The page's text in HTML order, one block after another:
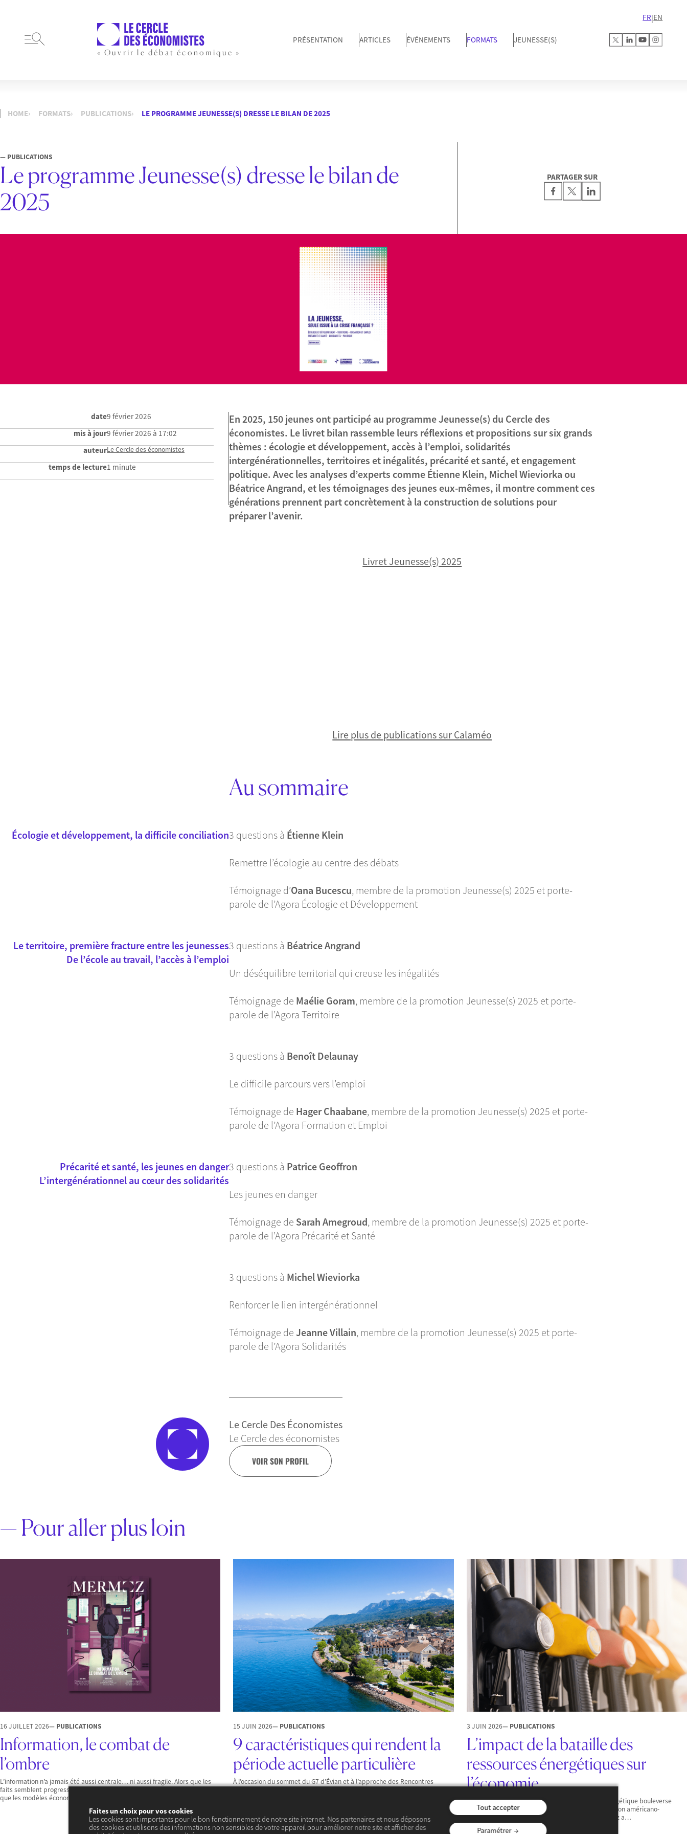
« Ouvrir le débat économique »
PRÉSENTATION ARTICLES ÉVÉNEMENTS FORMATS JEUNESSE(S)
FR|EN
HOME FORMATS PUBLICATIONS LE PROGRAMME JEUNESSE(S) DRESSE LE BILAN DE 2025
— PUBLICATIONS
Le programme Jeunesse(s) dresse le bilan de
2025
PARTAGER SUR
date9 février 2026
mis à jour9 février 2026 à 17:02
auteurLe Cercle des économistes
temps de lecture1 minute
En 2025, 150 jeunes ont participé au programme Jeunesse(s) du Cercle des
économistes. Le livret bilan rassemble leurs réflexions et propositions sur six grands
thèmes : écologie et développement, accès à l’emploi, solidarités
intergénérationnelles, territoires et inégalités, précarité et santé, et engagement
politique. Avec les analyses d’experts comme Étienne Klein, Michel Wieviorka ou
Béatrice Angrand, et les témoignages des jeunes eux-mêmes, il montre comment ces
générations prennent part concrètement à la construction de solutions pour
préparer l’avenir.
Livret Jeunesse(s) 2025
Lire plus de publications sur Calaméo
Au sommaire
Écologie et développement, la difficile conciliation3 questions à Étienne Klein
Remettre l’écologie au centre des débats
Témoignage d’Oana Bucescu, membre de la promotion Jeunesse(s) 2025 et porte-
parole de l’Agora Écologie et Développement
Le territoire, première fracture entre les jeunesses
De l’école au travail, l’accès à l’emploi
3 questions à Béatrice Angrand
Un déséquilibre territorial qui creuse les inégalités
Témoignage de Maélie Goram, membre de la promotion Jeunesse(s) 2025 et porte-
parole de l’Agora Territoire
3 questions à Benoît Delaunay
Le difficile parcours vers l’emploi
Témoignage de Hager Chaabane, membre de la promotion Jeunesse(s) 2025 et porte-
parole de l’Agora Formation et Emploi
Précarité et santé, les jeunes en danger
L’intergénérationnel au cœur des solidarités
3 questions à Patrice Geoffron
Les jeunes en danger
Témoignage de Sarah Amegroud, membre de la promotion Jeunesse(s) 2025 et porte-
parole de l’Agora Précarité et Santé
3 questions à Michel Wieviorka
Renforcer le lien intergénérationnel
Témoignage de Jeanne Villain, membre de la promotion Jeunesse(s) 2025 et porte-
parole de l’Agora Solidarités
Le Cercle Des Économistes
Le Cercle des économistes
VOIR SON PROFIL
— Pour aller plus loin
16 JUILLET 2026— PUBLICATIONS
Information, le combat de
l’ombre
L’information n’a jamais été aussi centrale… ni aussi fragile. Alors que les
faits semblent progressivement détrônés par les opinions et les fake news,
que les modèles économiques des…
15 JUIN 2026— PUBLICATIONS
9 caractéristiques qui rendent la
période actuelle particulière
À l’occasion du sommet du G7 d’Évian et à l’approche des Rencontres
3 JUIN 2026— PUBLICATIONS
L’impact de la bataille des
ressources énergétiques sur
l’économie
À quelques semaines du G7 d’Évian, la bataille énergétique bouleverse
l’économie mondiale. Depuis le conflit entre la coalition américano-
israélienne et l’Iran, la fermeture du détroit d’Ormuz a…
Faites un choix pour vos cookies
Les cookies sont importants pour le bon fonctionnement de notre site internet. Nos partenaires et nous déposons
des cookies et utilisons des informations non sensibles de votre appareil pour améliorer notre site et afficher des
Tout accepter
Paramétrer